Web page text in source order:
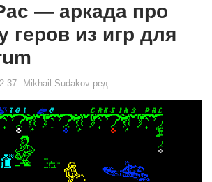
— аркада про
геров из игр для
Mikhail Sudakov ред.